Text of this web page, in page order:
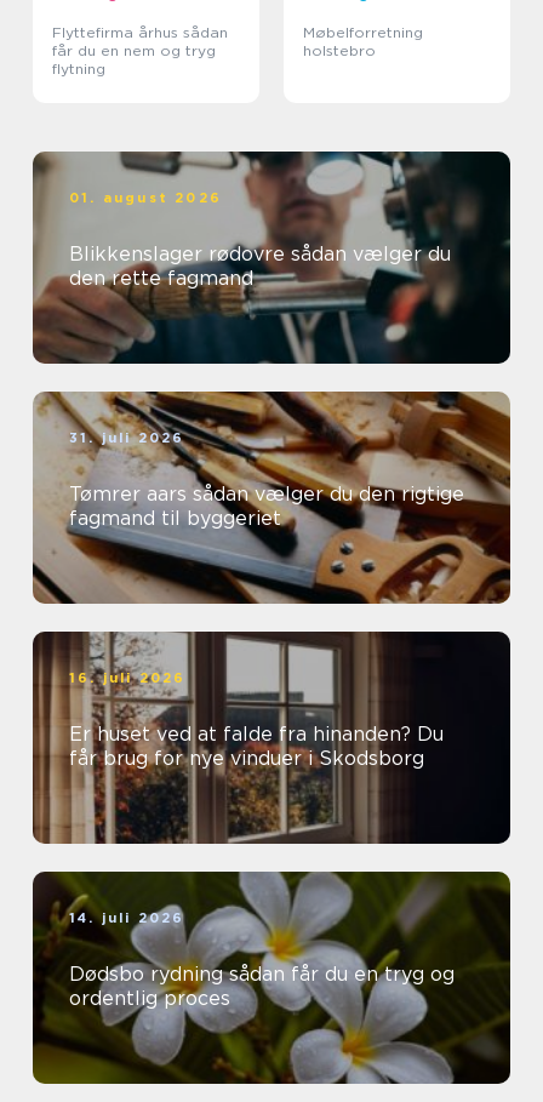
Flyttefirma århus sådan
får du en nem og tryg
flytning
Møbelforretning
holstebro
01. august 2026
Blikkenslager rødovre sådan vælger du
den rette fagmand
31. juli 2026
Tømrer aars sådan vælger du den rigtige
fagmand til byggeriet
16. juli 2026
Er huset ved at falde fra hinanden? Du
får brug for nye vinduer i Skodsborg
14. juli 2026
Dødsbo rydning sådan får du en tryg og
ordentlig proces